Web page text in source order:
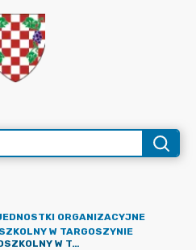
ORGANIZACYJNE
W TARGOSZYNIE
ZESPÓŁ SZKOLNO – PRZEDSZKOLNY W TARGOSZYNIE